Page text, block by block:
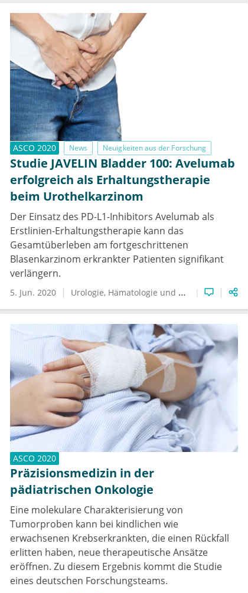
ASCO 2020 News Neuigkeiten aus der Forschung
Studie JAVELIN Bladder 100: Avelumab
erfolgreich als Erhaltungstherapie
beim Urothelkarzinom
Der Einsatz des PD-L1-Inhibitors Avelumab als
Erstlinien-Erhaltungstherapie kann das
Gesamtüberleben am fortgeschrittenen
Blasenkarzinom erkrankter Patienten signifikant
verlängern.
5. Jun. 2020 Urologie Hämatologie und Onkologie
ASCO 2020
Präzisionsmedizin in der
pädiatrischen Onkologie
Eine molekulare Charakterisierung von
Tumorproben kann bei kindlichen wie
erwachsenen Krebserkrankten, die einen Rückfall
erlitten haben, neue therapeutische Ansätze
eröffnen. Zu diesem Ergebnis kommt die Studie
eines deutschen Forschungsteams.